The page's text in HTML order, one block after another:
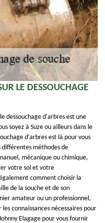
LE DESSOUCHAGE
dessouchage d'arbres est une
soyez à Suze ou ailleurs dans le
d'arbres est là pour vous
différentes méthodes de
mécanique ou chimique,
votre sol et votre
comment choisir la
de la souche et de son
amateur ou un professionnel,
connaissances nécessaires pour
Elagage pour vous fournir